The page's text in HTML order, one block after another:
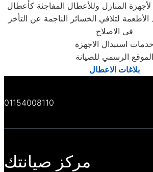
المنازل وللأعطال المفاجئة كأعطال
فى الاصلاح
خدمات استبدال الاجهزة
الموقع الرسمي للصيانة
بلاغات الاعطال
01154008110
مركز صيانتك